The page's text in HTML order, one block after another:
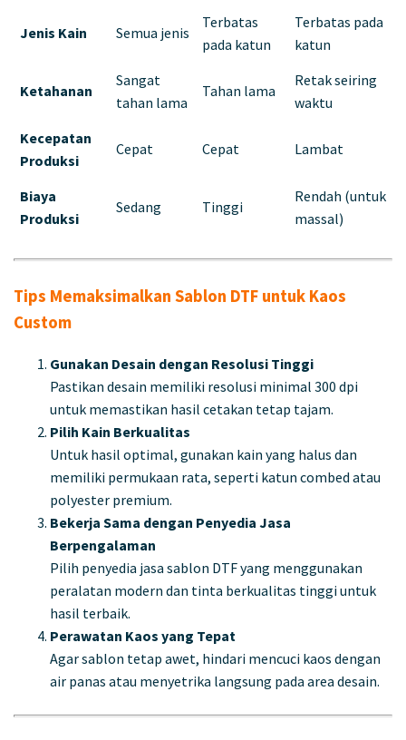
Jenis Kain Semua jenis
Terbatas
pada katun
Terbatas pada
katun
Ketahanan
Sangat
tahan lama
Tahan lama
Retak seiring
waktu
Kecepatan
Produksi
Cepat Cepat Lambat
Biaya
Produksi
Sedang Tinggi
Rendah (untuk
massal)
Tips Memaksimalkan Sablon DTF untuk Kaos
Custom
Gunakan Desain dengan Resolusi Tinggi
Pastikan desain memiliki resolusi minimal 300 dpi
untuk memastikan hasil cetakan tetap tajam.
Pilih Kain Berkualitas
Untuk hasil optimal, gunakan kain yang halus dan
memiliki permukaan rata, seperti katun combed atau
polyester premium.
Bekerja Sama dengan Penyedia Jasa
Berpengalaman
Pilih penyedia jasa sablon DTF yang menggunakan
peralatan modern dan tinta berkualitas tinggi untuk
hasil terbaik.
Perawatan Kaos yang Tepat
Agar sablon tetap awet, hindari mencuci kaos dengan
air panas atau menyetrika langsung pada area desain.